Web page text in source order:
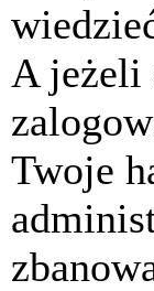
A jeżeli
Twoje